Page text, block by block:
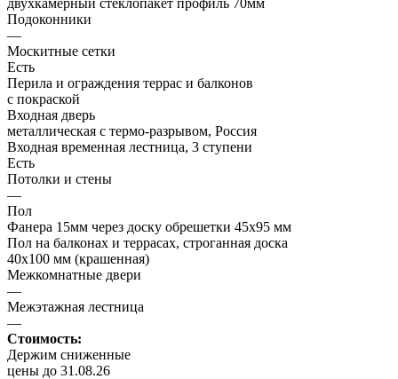
Подоконники
—
Москитные сетки
Есть
Перила и ограждения террас и балконов
с покраской
Входная дверь
металлическая с термо-разрывом, Россия
Входная временная лестница, 3 ступени
Есть
Потолки и стены
—
Пол
Фанера 15мм через доску обрешетки 45х95 мм
Пол на балконах и террасах, строганная доска
40х100 мм (крашенная)
Межкомнатные двери
—
Межэтажная лестница
—
Стоимость:
Держим сниженные
цены до 31.08.26